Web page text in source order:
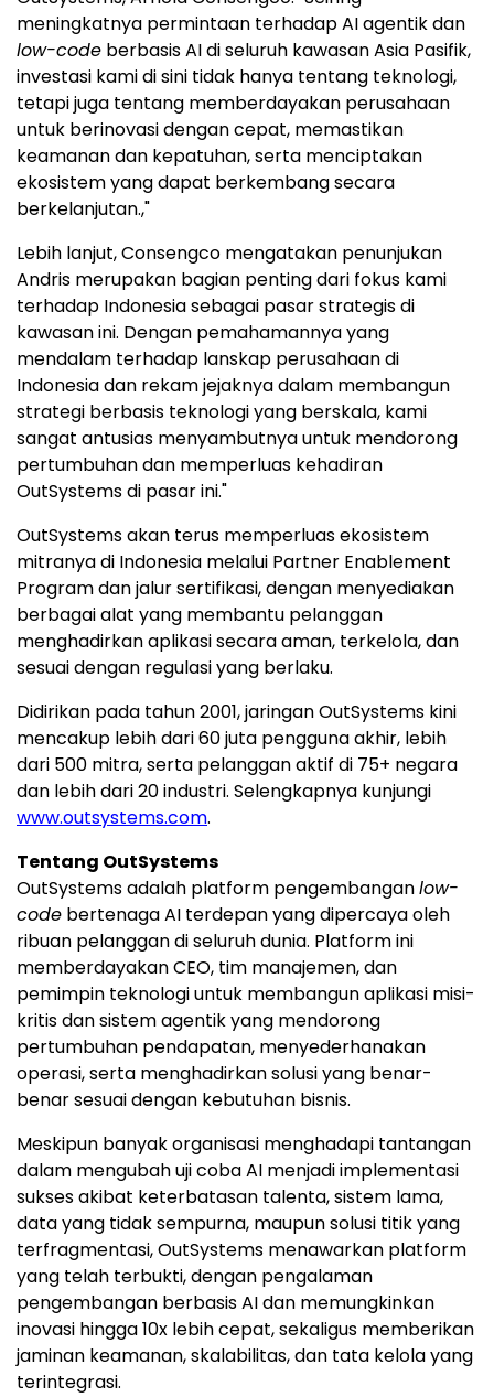
meningkatnya permintaan terhadap AI agentik dan
low-code berbasisAI diseluruh kawasan Asia Pasifik,
investasi kami di sini tidak hanya tentang teknologi,
tetapi juga tentang memberdayakan perusahaan
untuk berinovasi dengan cepat, memastikan
keamanan dan kepatuhan, serta menciptakan
ekosistem yang dapat berkembang secara
berkelanjutan.,"
Lebih lanjut, Consengco mengatakan penunjukan
Andris merupakan bagian penting dari fokus kami
terhadap Indonesiasebagai pasar strategis di
kawasan ini. Dengan pemahamannya yang
mendalam terhadap lanskap perusahaan di
Indonesiadan rekam jejaknya dalam membangun
strategi berbasis teknologi yang berskala, kami
sangat antusias menyambutnya untuk mendorong
pertumbuhan dan memperluas kehadiran
OutSystems di pasar ini."
OutSystems akan terus memperluas ekosistem
mitranya di Indonesia melalui Partner Enablement
Program dan jalur sertifikasi, dengan menyediakan
berbagai alat yang membantu pelanggan
menghadirkan aplikasi secara aman, terkelola, dan
sesuai dengan regulasi yang berlaku.
Didirikan pada tahun 2001, jaringan OutSystems kini
mencakup lebih dari 60 juta pengguna akhir, lebih
dari 500 mitra, serta pelanggan aktif di 75+ negara
dan lebih dari 20 industri. Selengkapnya kunjungi
www.outsystems.com.
Tentang OutSystems
OutSystems adalah platform pengembanganlow-
code bertenaga AI terdepan yang dipercaya oleh
ribuan pelanggan di seluruh dunia. Platform ini
memberdayakan CEO, tim manajemen, dan
pemimpin teknologi untuk membangun aplikasi misi-
kritis dan sistem agentik yang mendorong
pertumbuhan pendapatan, menyederhanakan
operasi, serta menghadirkan solusi yang benar-
benar sesuai dengan kebutuhan bisnis.
Meskipun banyak organisasi menghadapi tantangan
dalam mengubah uji coba AI menjadi implementasi
sukses akibat keterbatasan talenta, sistem lama,
data yang tidak sempurna, maupun solusi titik yang
terfragmentasi, OutSystems menawarkan platform
yang telah terbukti, dengan pengalaman
pengembangan berbasis AI dan memungkinkan
inovasi hingga 10x lebih cepat, sekaligus memberikan
jaminan keamanan, skalabilitas, dan tata kelola yang
terintegrasi.